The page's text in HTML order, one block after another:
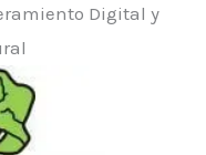
Digital y